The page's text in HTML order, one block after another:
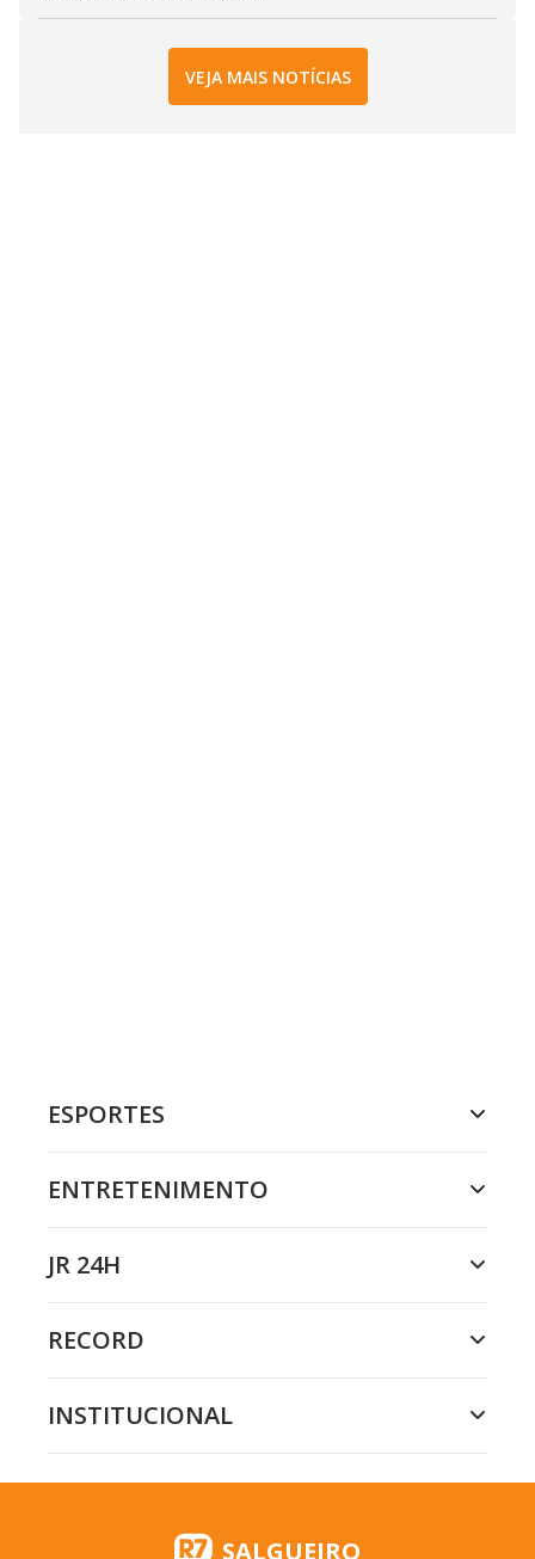
VEJA MAIS NOTÍCIAS
ESPORTES
ENTRETENIMENTO
JR 24H
RECORD
INSTITUCIONAL
SALGUEIRO